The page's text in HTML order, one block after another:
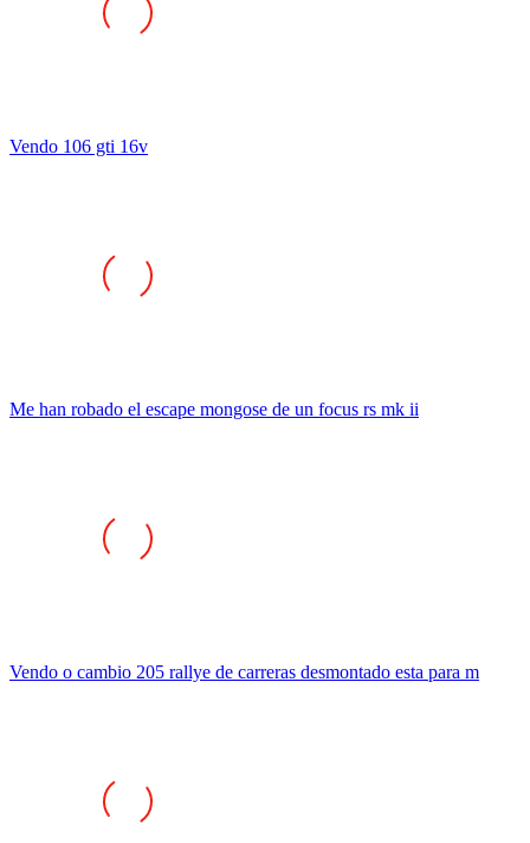
Vendo 106 gti 16v
Me han robado el escape mongose de un focus rs mk ii
Vendo o cambio 205 rallye de carreras desmontado esta para m